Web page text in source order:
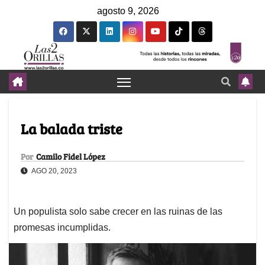
agosto 9, 2026
La balada triste
Por Camilo Fidel López
AGO 20, 2023
Un populista solo sabe crecer en las ruinas de las
promesas incumplidas.